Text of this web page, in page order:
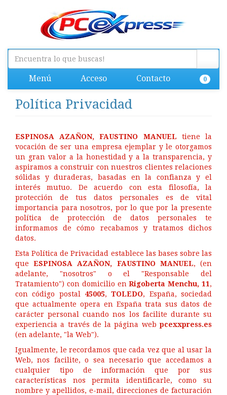
Menú Acceso Contacto 0
Política Privacidad
ESPINOSA AZAÑON, FAUSTINO MANUEL tiene la
vocación de ser una empresa ejemplar y le otorgamos
un gran valor a la honestidad y a la transparencia, y
aspiramos a construir con nuestros clientes relaciones
sólidas y duraderas, basadas en la confianza y el
interés mutuo. De acuerdo con esta filosofía, la
protección de tus datos personales es de vital
importancia para nosotros, por lo que por la presente
política de protección de datos personales te
informamos de cómo recabamos y tratamos dichos
datos.
Esta Política de Privacidad establece las bases sobre las
queESPINOSA AZAÑON, FAUSTINO MANUEL, (en
adelante, "nosotros" o el "Responsable del
Tratamiento") con domicilio enRigoberta Menchu, 11,
con código postal 45005,TOLEDO, España, sociedad
que actualmente opera en España trata sus datos de
carácter personal cuando nos los facilite durante su
experiencia a través de la página web pcexxpress.es
(en adelante, "la Web").
Igualmente, le recordamos que cada vez que al usar la
Web, nos facilite, o sea necesario que accedamos a
cualquier tipo de información que por sus
características nos permita identificarle, como su
nombre y apellidos, e-mail, direcciones de facturación